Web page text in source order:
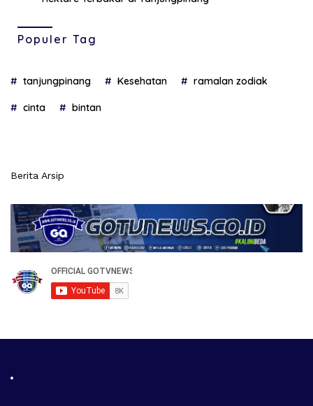
Populer Tag
tanjungpinang Kesehatan ramalan zodiak
cinta bintan
Berita Arsip